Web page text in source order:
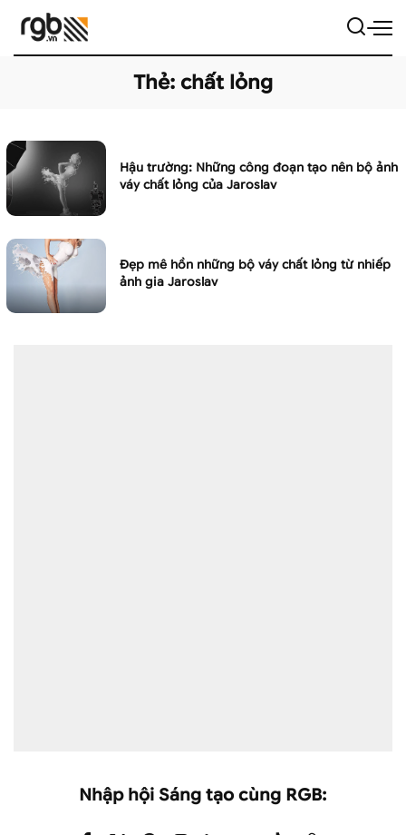
Thẻ: chất lỏng
Hậu trường: Những công đoạn tạo nên bộ ảnh
váy chất lỏng của Jaroslav
Đẹp mê hồn những bộ váy chất lỏng từ nhiếp
ảnh gia Jaroslav
Nhập hội Sáng tạo cùng RGB: